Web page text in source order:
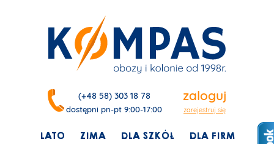
(+48 58) 303 18 78
dostępni pn-pt 9:00-17:00
zaloguj
zarejestruj się
LATO ZIMA DLA SZKÓŁ
DLA FIRM